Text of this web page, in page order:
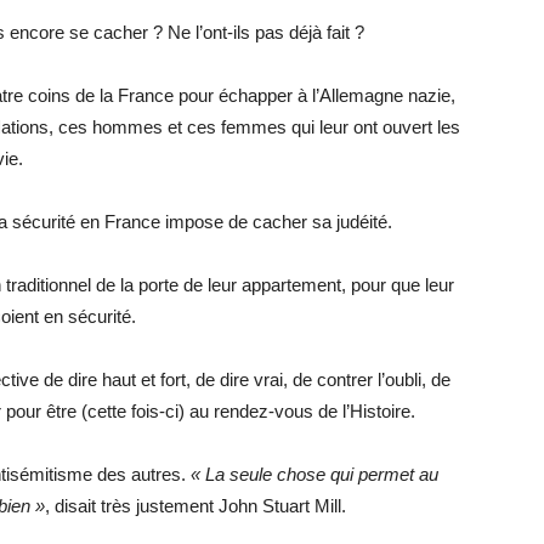
se cacher ? Ne l’ont-ils pas déjà fait ?
coins de la France pour échapper à l’Allemagne nazie,
ces hommes et ces femmes qui leur ont ouvert les
sécurité en France impose de cacher sa judéité.
de la porte de leur appartement, pour que leur
en sécurité.
de dire haut et fort, de dire vrai, de contrer l’oubli, de
être (cette fois-ci) au rendez-vous de l’Histoire.
des autres. « La seule chose qui permet au
», disait très justement John Stuart Mill.